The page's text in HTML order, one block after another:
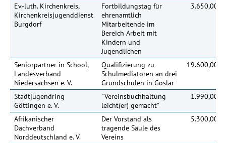
Ev.-luth. Kirchenkreis,
Kirchenkreisjugenddienst
Burgdorf
Fortbildungstag für
ehrenamtlich
Mitarbeitende im
Bereich Arbeit mit
Kindern und
Jugendlichen
3.650,00 €
Seniorpartner in School,
Landesverband
Niedersachsen e. V.
Qualifizierung zu
Schulmediatoren an drei
Grundschulen in Goslar
19.600,00 €
Stadtjugendring
Göttingen e. V.
"Vereinsbuchhaltung
leicht(er) gemacht"
1.990,00 €
Afrikanischer
Dachverband
Norddeutschland e. V.
Der Vorstand als
tragende Säule des
Vereins
5.300,00 €